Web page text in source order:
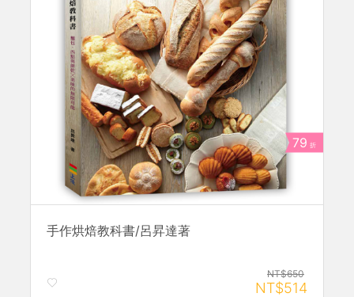
79 折
手作烘焙教科書/呂昇達著
NT$650
NT$514